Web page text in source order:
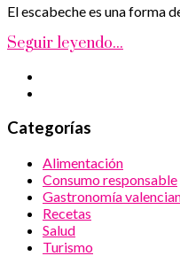
El escabeche es una forma
Seguir leyendo...
Categorías
Alimentación
Consumo responsable
Gastronomía
Recetas
Salud
Turismo